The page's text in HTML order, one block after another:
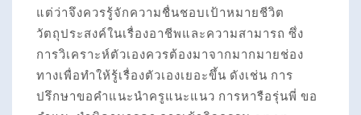
แต่ว่าจึงควรรู้จักความชื่นชอบเป้าหมายชีวิต
วัตถุประสงค์ในเรื่องอาชีพและความสามารถ ซึ่ง
การวิเคราะห์ตัวเองควรต้องมาจากมากมายช่อง
ทางเพื่อทำให้รู้เรื่องตัวเองเยอะขึ้น ดังเช่น การ
ปรึกษาขอคำแนะนำครูแนะแนว การหารือรุ่นพี่ ขอ